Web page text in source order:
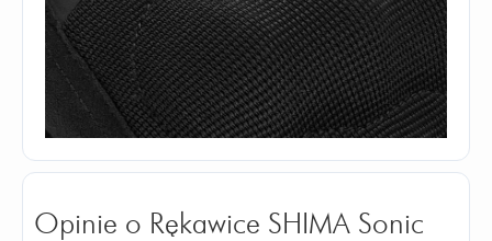
Opinie o Rękawice SHIMA Sonic